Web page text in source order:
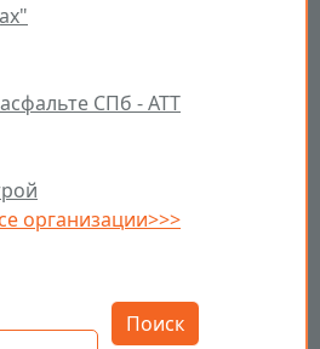
СПб - ATT
организации>>>